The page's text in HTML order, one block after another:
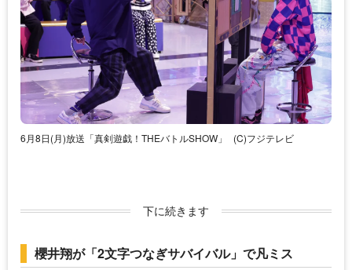
6月8日(月)放送「真剣遊戯！THEバトルSHOW」 (C)フジテレビ
下に続きます
櫻井翔が「2文字つなぎサバイバル」で凡ミス